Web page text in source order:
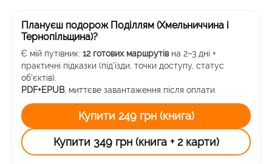
Плануєш подорож Поділлям (Хмельниччина і
Тернопільщина)?
Є мій путівник: 12 готових маршрутівна 2–3 дні +
практичні підказки (під’їзди, точки доступу, статус
об’єктів).
PDF+EPUB, миттєве завантаження після оплати.
Купити 249 грн (книга)
Купити 349 грн (книга + 2 карти)